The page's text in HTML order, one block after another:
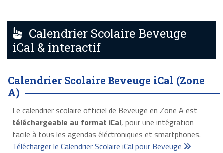
Calendrier Scolaire Beveuge
iCal & interactif
Calendrier Scolaire Beveuge iCal (Zone
A)
Le calendrier scolaire officiel de Beveuge en Zone A est
téléchargeable au format iCal, pour une intégration
facile à tous les agendas éléctroniques et smartphones.
Télécharger le Calendrier Scolaire iCal pour Beveuge